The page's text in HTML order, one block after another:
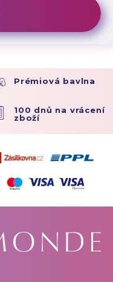
Prémiová bavlna
100 dnů na vrácení
zboží